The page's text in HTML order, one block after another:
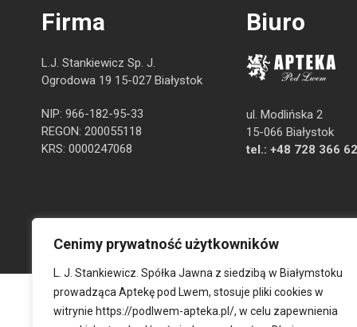
Cenimy prywatność użytkowników
L. J. Stankiewicz. Spółka Jawna z siedzibą w Białymstoku
prowadząca Aptekę pod Lwem, stosuje pliki cookies w
witrynie https://podlwem-apteka.pl/, w celu zapewnienia
Firma
L.J. Stankiewicz Sp. J.
Ogrodowa 19 15-027 Białystok
NIP: 966-182-95-33
REGON: 200055118
KRS: 0000247068
Biuro
ul. Modlińska 2
15-066 Białystok
tel.: +48 728 366